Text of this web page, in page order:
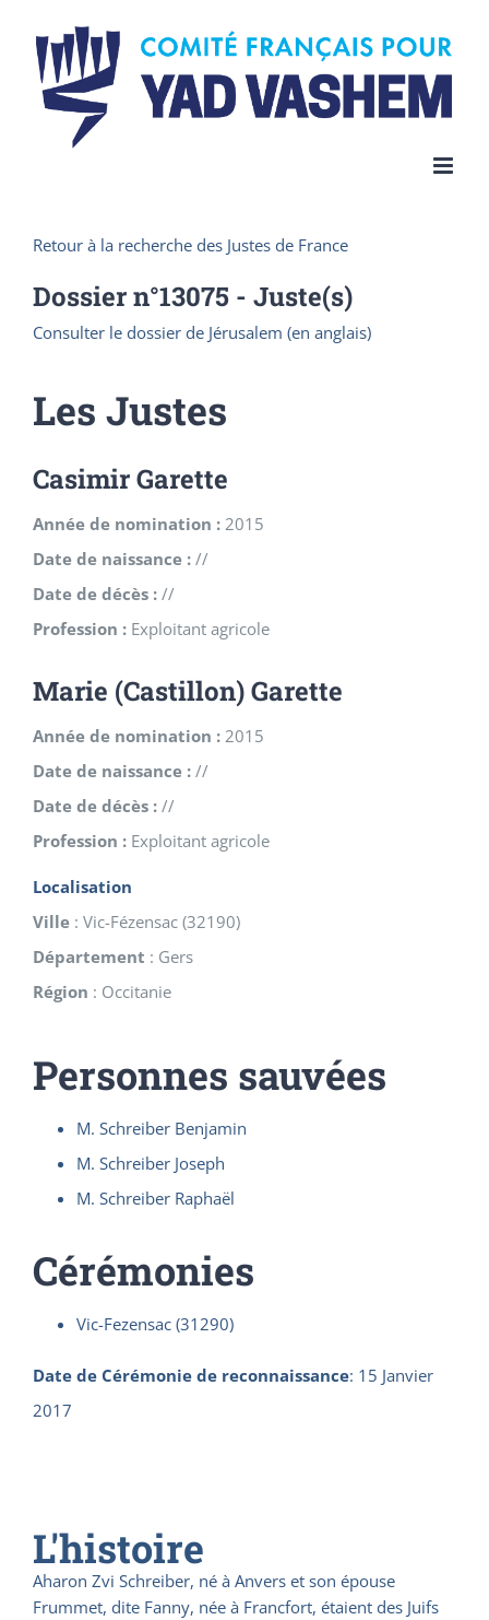
content
Retour à la recherche des Justes de France
Dossier n°13075 - Juste(s)
Consulter le dossier de Jérusalem (en anglais)
Les Justes
Casimir Garette
Année de nomination : 2015
Date de naissance : //
Date de décès : //
Profession : Exploitant agricole
Marie (Castillon) Garette
Année de nomination : 2015
Date de naissance : //
Date de décès : //
Profession : Exploitant agricole
Localisation
Ville : Vic-Fézensac (32190)
Département : Gers
Région : Occitanie
Personnes sauvées
M. Schreiber Benjamin
M. Schreiber Joseph
M. Schreiber Raphaël
Cérémonies
Vic-Fezensac (31290)
Date de Cérémonie de reconnaissance: 15 Janvier
2017
L'histoire
Aharon Zvi Schreiber, né à Anvers et son épouse
Frummet, dite Fanny, née à Francfort, étaient des Juifs